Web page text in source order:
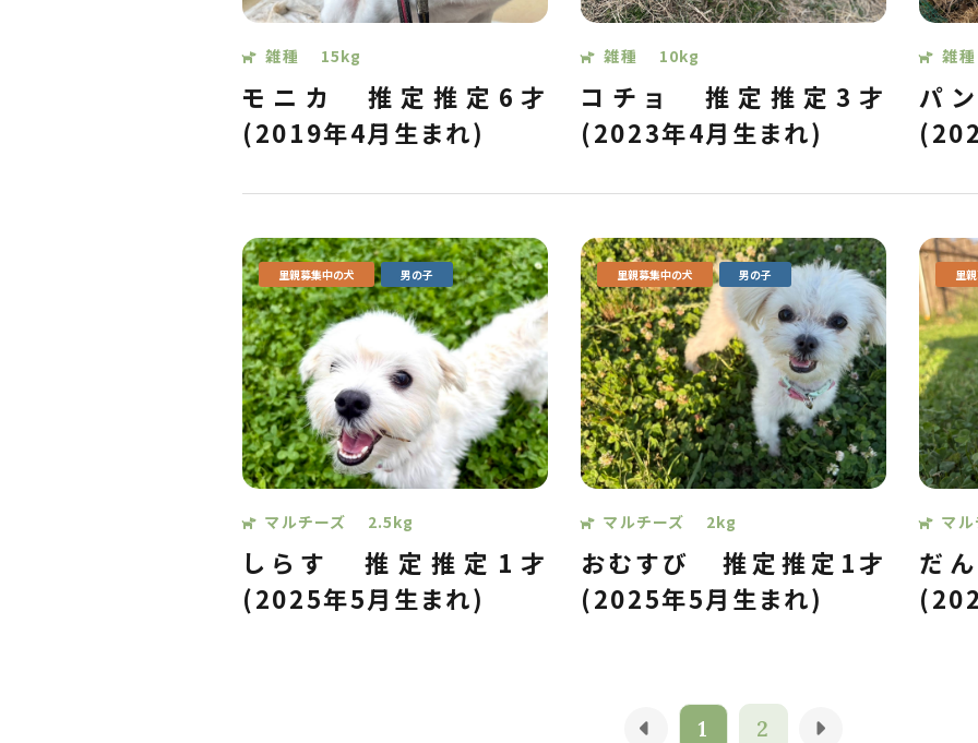
雑種 15kg
モニカ
推定推定6才
(2019年4月生まれ)
雑種 10kg
コチョ
推定推定3才
(2023年4月生まれ)
雑種
パ
里親募集中の犬 男の子
マルチーズ 2.5kg
しらす
推定推定1才
(2025年5月生まれ)
里親募集中の犬 男の子
マルチーズ 2kg
おむすび
推定推定1才
(2025年5月生まれ)
里
マ
だ
1 2